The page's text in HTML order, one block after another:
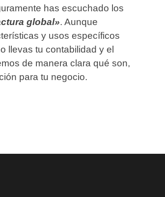
has escuchado los
global». Aunque
y usos específicos
llevas tu contabilidad y el
de manera clara qué son,
para tu negocio.